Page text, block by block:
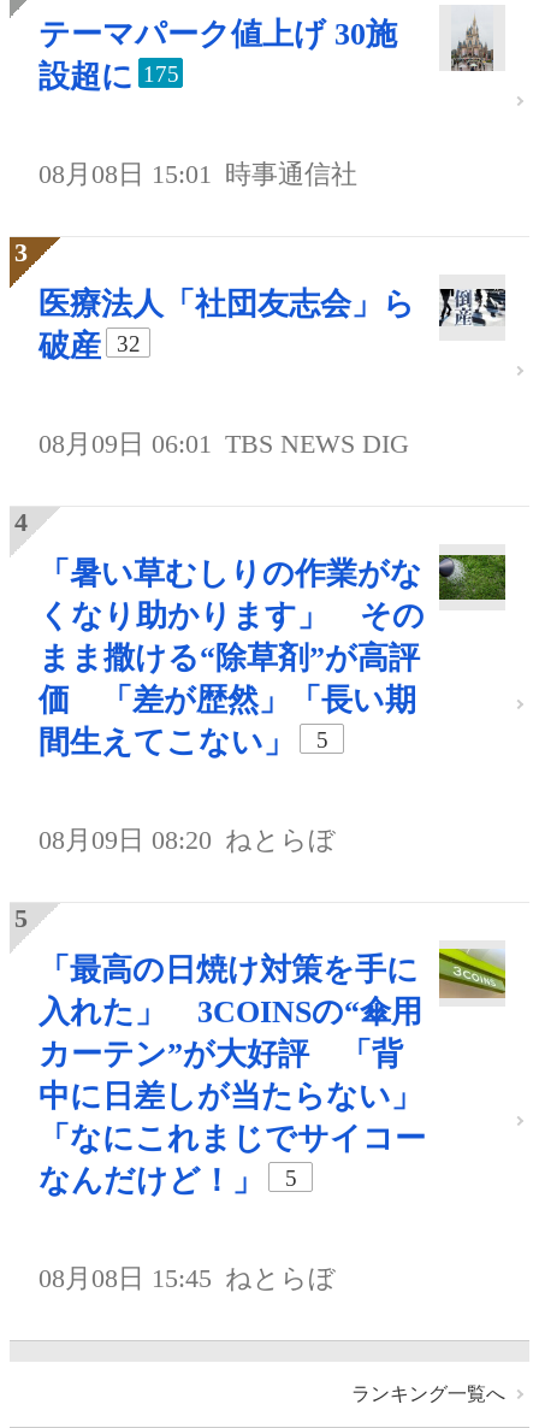
テーマパーク値上げ 30施
設超に 175
08月08日 15:01 時事通信社
医療法人「社団友志会」ら
破産
32
08月09日 06:01 TBS NEWS DIG
「暑い草むしりの作業がな
くなり助かります」 その
まま撒ける“除草剤”が高評
価 「差が歴然」「長い期
間生えてこない」
5
08月09日 08:20 ねとらぼ
「最高の日焼け対策を手に
入れた」 3COINSの“傘用
カーテン”が大好評 「背
中に日差しが当たらない」
「なにこれまじでサイコー
なんだけど！」
5
08月08日 15:45 ねとらぼ
ランキング一覧へ